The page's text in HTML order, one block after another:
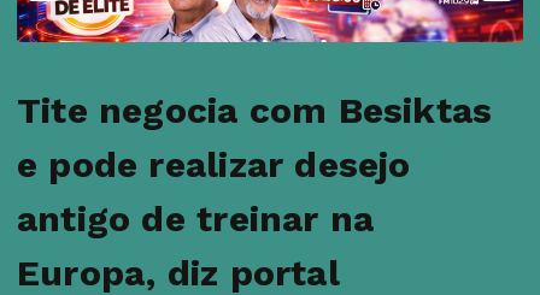
Tite negocia com Besiktas
e pode realizar desejo
antigo de treinar na
Europa, diz portal